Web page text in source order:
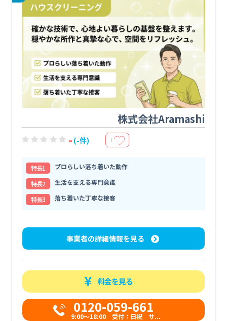
株式会社Aramashi
- (-件) ＋
特⻑1
プロらしい落ち着いた動作
特⻑2
生活を支える専門意識
特⻑3
落ち着いた丁寧な接客
事業者の詳細情報を見る
料金を見る
0120-059-661
9:00〜18:00 受付：日祝 サ...